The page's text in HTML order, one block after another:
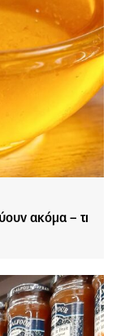
ακόμα – τι